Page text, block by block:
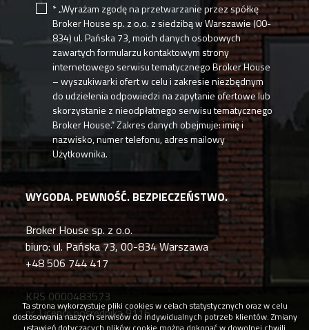
WYGODA. PEWNOŚĆ. BEZPIECZEŃSTWO.
Broker House sp. z o.o.
biuro: ul. Pańska 73, 00-834 Warszawa
+48 506 744 417
KRS 0000483573
nr. Licencji pośrednika 9116
* „Wyrażam zgodę na przetwarzanie przez spółkę
Broker House sp. z o.o. z siedzibą w Warszawie (00-
834) ul. Pańska 73, moich danych osobowych
zawartych formularzu kontaktowym strony
internetowego serwisu tematycznego Broker House
– wyszukiwarki ofert w celu i zakresie niezbędnym
do udzielenia odpowiedzi na zapytanie ofertowe lub
skorzystanie z nieodpłatnego serwisu tematycznego
Broker House.” Zakres danych obejmuje: imię i
nazwisko, numer telefonu, adres mailowy
Użytkownika.
Ta strona wykorzystuje pliki cookies w celach statystycznych oraz w celu
dostosowania naszych serwisów do indywidualnych potrzeb klientów. Zmiany